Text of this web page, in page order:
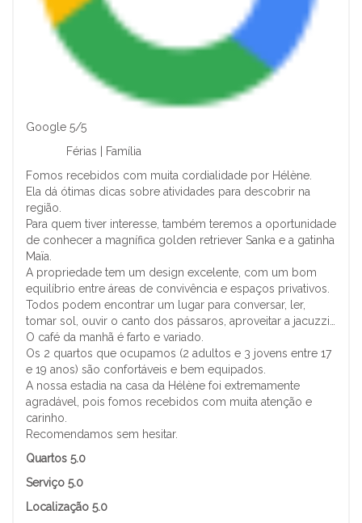
Google 5/5
Férias | Família
Fomos recebidos com muita cordialidade por Hélène.
Ela dá ótimas dicas sobre atividades para descobrir na
região.
Para quem tiver interesse, também teremos a oportunidade
de conhecer a magnífica golden retriever Sanka e a gatinha
Maïa.
A propriedade tem um design excelente, com um bom
equilíbrio entre áreas de convivência e espaços privativos.
Todos podem encontrar um lugar para conversar, ler,
tomar sol, ouvir o canto dos pássaros, aproveitar a jacuzzi…
O café da manhã é farto e variado.
Os 2 quartos que ocupamos (2 adultos e 3 jovens entre 17
e 19 anos) são confortáveis e bem equipados.
A nossa estadia na casa da Hélène foi extremamente
agradável, pois fomos recebidos com muita atenção e
carinho.
Recomendamos sem hesitar.
Quartos 5.0
Serviço 5.0
Localização 5.0